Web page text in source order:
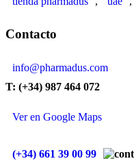
Contacto
info@pharmadus.com
T: (+34) 987 464 072
Ver en Google Maps
(+34) 661 39 00 99